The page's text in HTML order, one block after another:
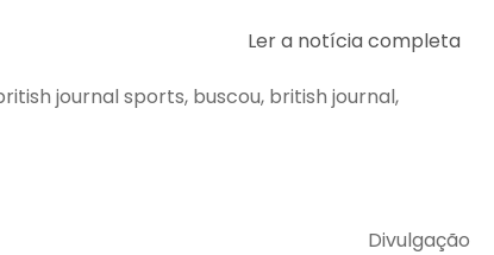
Ler a notícia completa
journal sports, buscou, british journal,
Divulgação